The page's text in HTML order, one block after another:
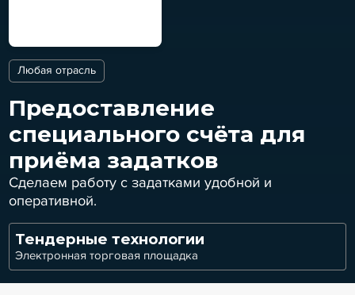
Любая отрасль
Предоставление
специального счёта для
приёма задатков
Сделаем работу с задатками удобной и
оперативной.
Тендерные технологии
Электронная торговая площадка